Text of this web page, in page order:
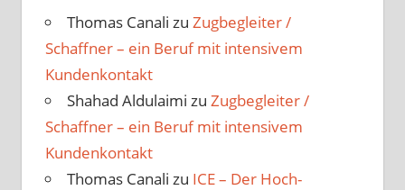
Thomas Canali zu Zugbegleiter /
Schaffner – ein Beruf mit intensivem
Kundenkontakt
Shahad Aldulaimi zu Zugbegleiter /
Schaffner – ein Beruf mit intensivem
Kundenkontakt
Thomas Canali zu ICE – Der Hoch­